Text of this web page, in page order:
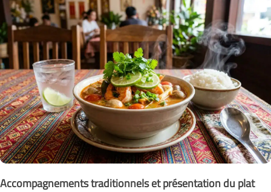
Accompagnements traditionnels et présentation du plat